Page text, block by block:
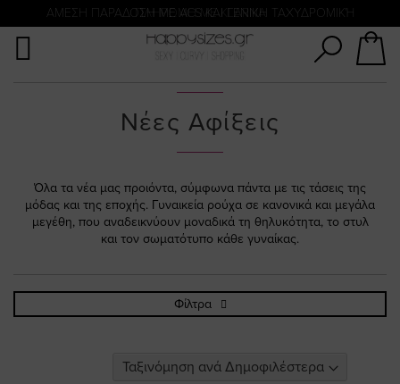
ΠΛΗΡΩΜΗ ΜΕ KLARNA
ΑΜΕΣΗ ΠΑΡΑΔΟΣΗ ΜΕ ACS ΚΑΙ ΓΕΝΙΚΗ ΤΑΧΥΔΡΟΜΙΚΉ
Νέες Αφίξεις
Όλα τα νέα μας προιόντα, σύμφωνα πάντα με τις τάσεις της
μόδας και της εποχής. Γυναικεία ρούχα σε κανονικά και μεγάλα
μεγέθη, που αναδεικνύουν μοναδικά τη θηλυκότητα, το στυλ
και τον σωματότυπο κάθε γυναίκας.
Φίλτρα
Αναζήτηση